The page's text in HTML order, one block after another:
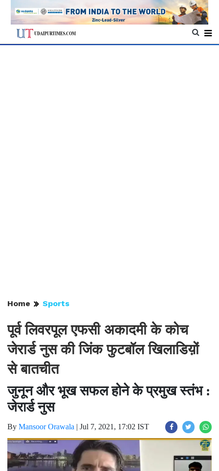
Home Sports
पूर्व लिवरपूल एफसी अकादमी के कोच
जेरार्ड नुस की जिंक फुटबॉल खिलाडिय़ों
से बातचीत
जुनून और भूख सफल होने के प्रमुख स्तंभ :
जेरार्ड नुस
By Mansoor Orawala | Jul 7, 2021, 17:02 IST